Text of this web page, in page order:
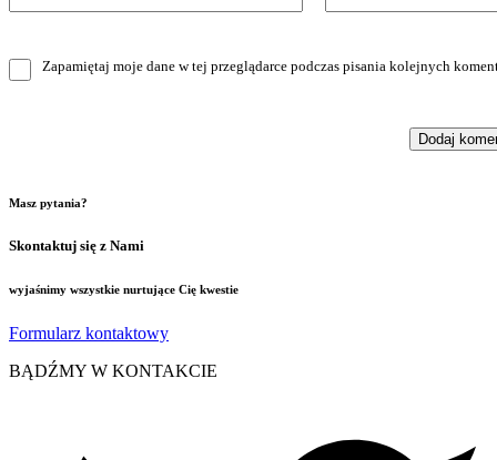
Zapamiętaj moje dane w tej przeglądarce podczas pisania kolejnych
Masz pytania?
Skontaktuj się z Nami
wyjaśnimy wszystkie nurtujące Cię kwestie
Formularz kontaktowy
BĄDŹMY W KONTAKCIE